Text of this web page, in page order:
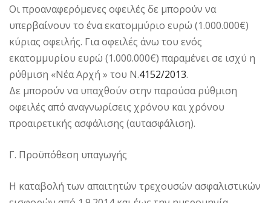
Οι προαναφερόμενες οφειλές δε μπορούν να
υπερβαίνουν το ένα εκατομμύριο ευρώ (1.000.000€)
κύριας οφειλής. Για οφειλές άνω του ενός
εκατομμυρίου ευρώ (1.000.000€) παραμένει σε ισχύ η
ρύθμιση «Νέα Αρχή » του Ν.4152/2013.
Δε μπορούν να υπαχθούν στην παρούσα ρύθμιση
οφειλές από αναγνωρίσεις χρόνου και χρόνου
προαιρετικής ασφάλισης (αυτασφάλιση).
Γ. Προϋπόθεση υπαγωγής
Η καταβολή των απαιτητών τρεχουσών ασφαλιστικών